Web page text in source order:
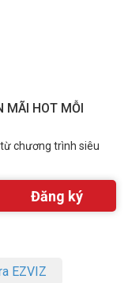
MÃI HOT MỖI
chương trình siêu
EZVIZ